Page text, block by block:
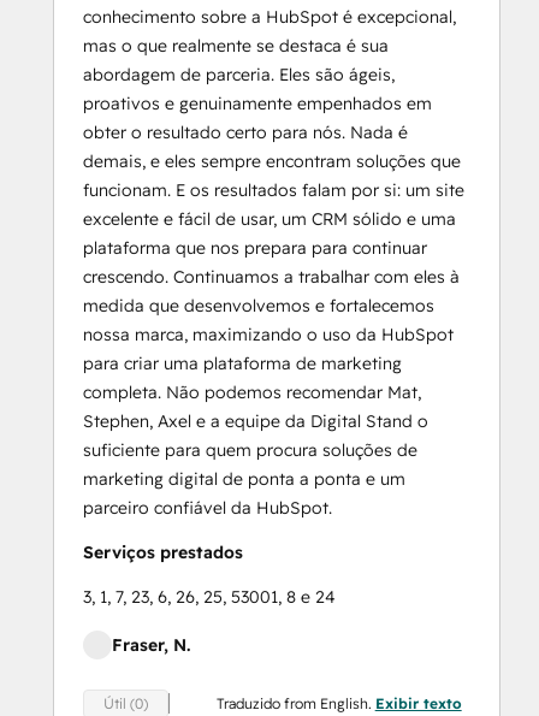
conhecimento sobre a HubSpot é excepcional,
mas o que realmente se destaca é sua
abordagem de parceria. Eles são ágeis,
proativos e genuinamente empenhados em
obter o resultado certo para nós. Nada é
demais, e eles sempre encontram soluções que
funcionam. E os resultados falam por si: um site
excelente e fácil de usar, um CRM sólido e uma
plataforma que nos prepara para continuar
crescendo. Continuamos a trabalhar com eles à
medida que desenvolvemos e fortalecemos
nossa marca, maximizando o uso da HubSpot
para criar uma plataforma de marketing
completa. Não podemos recomendar Mat,
Stephen, Axel e a equipe da Digital Stand o
suficiente para quem procura soluções de
marketing digital de ponta a ponta e um
parceiro confiável da HubSpot.
Serviços prestados
3, 1, 7, 23, 6, 26, 25, 53001, 8 e 24
Fraser, N.
Útil (0) Traduzido from English. Exibir texto